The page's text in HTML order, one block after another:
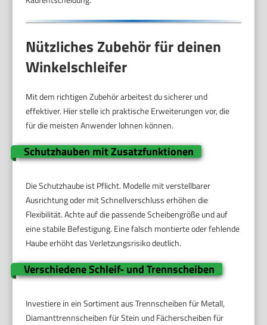
Nützliches Zubehör für deinen
Winkelschleifer
Mit dem richtigen Zubehör arbeitest du sicherer und
effektiver. Hier stelle ich praktische Erweiterungen vor, die
für die meisten Anwender lohnen können.
Schutzhauben mit Zusatzfunktionen
Die Schutzhaube ist Pflicht. Modelle mit verstellbarer
Ausrichtung oder mit Schnellverschluss erhöhen die
Flexibilität. Achte auf die passende Scheibengröße und auf
eine stabile Befestigung. Eine falsch montierte oder fehlende
Haube erhöht das Verletzungsrisiko deutlich.
Verschiedene Schleif- und Trennscheiben
Investiere in ein Sortiment aus Trennscheiben für Metall,
Diamanttrennscheiben für Stein und Fächerscheiben für